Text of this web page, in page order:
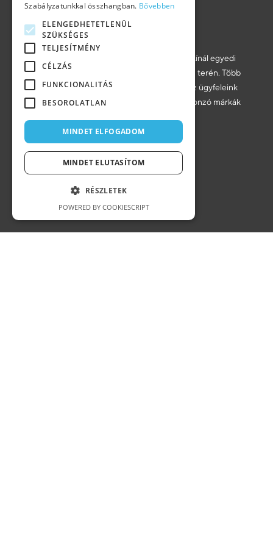
A Voov kreatív megoldásokat és szakértelmet kínál egyedi
webfejlesztés, arculattervezés és UX/UI design terén. Több
mint 18 éves tapasztalatunkkal modernizáljuk az ügyfeleink
digitális jelenlétét, és hozzájárulunk a sikeres, vonzó márkák
Árajánlatkérés
Iroda
9400 Sopron, Bem utca 3.
Magyarország
Szabályzatunkkal összhangban. Bővebben
ELENGEDHETETLENÜL
SZÜKSÉGES
TELJESÍTMÉNY
CÉLZÁS
FUNKCIONALITÁS
BESOROLATLAN
MINDET ELFOGADOM
MINDET ELUTASÍTOM
RÉSZLETEK
POWERED BY COOKIESCRIPT